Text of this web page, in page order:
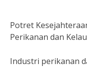
Potret
Perikanan dan
Industri perikanan